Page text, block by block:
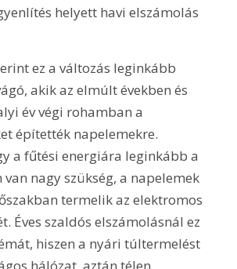
helyett havi elszámolás
ez a változás leginkább
akik az elmúlt években és
év végi rohamban a
építették napelemekre.
a fűtési energiára leginkább a
nagy szükség, a napelemek
termelik az elektromos
Éves szaldós elszámolásnál ez
hiszen a nyári túltermelést